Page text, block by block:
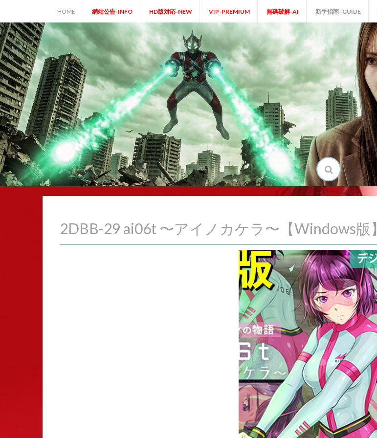
content
HOME 網站公告-INFO HD版対応-NEW VIP-PREMIUM 無碼破解-AI 新手指南–GUIDE
2DBB-29 ai06t 〜アイノカケラ〜【Windows版】